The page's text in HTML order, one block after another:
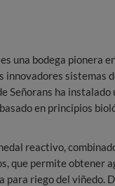
una bodega pionera
innovadores sistemas
Señorans ha
en principios
reactivo,
que permite obtener
para riego del viñedo.